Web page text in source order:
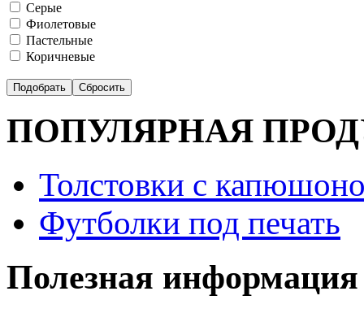
Серые
Фиолетовые
Пастельные
Коричневые
ПОПУЛЯРНАЯ
Толстовки с
Футболки под печать
Полезная информация